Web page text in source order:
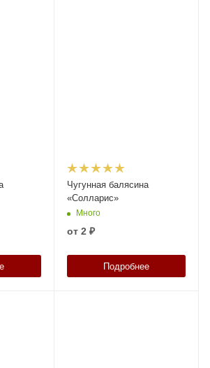
Чугунная балясина
«Солларис»
Много
от 2 ₽
Подробнее